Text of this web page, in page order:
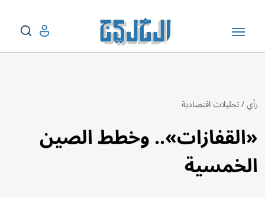
رأي/تحليلات اقتصادية
«القفازات».. وخطط الصين
الخمسية